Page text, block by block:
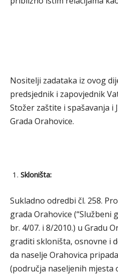
Nositelji zadataka iz ovog
predsjednik i zapovjednik
Stožer zaštite i spašavanja i
Grada Orahovice.
Skloništa:
Sukladno odredbi čl. 258.
grada Orahovice (“Službeni
br. 4/07. i 8/2010.) u Gradu
graditi skloništa, osnovne i
da naselje Orahovica
(područja naseljenih mjesta